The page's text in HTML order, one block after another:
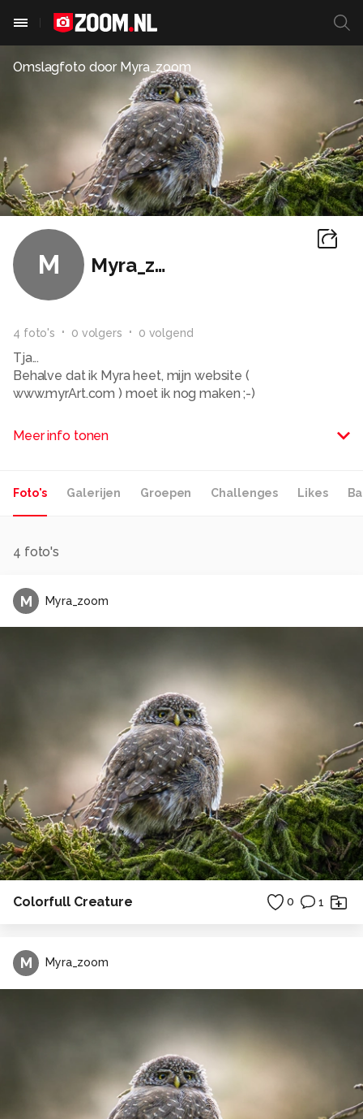
Omslagfoto door Myra_zoom
M Myra_zoom
4 foto's 0 volgers 0 volgend
Tja...
Behalve dat ik Myra heet, mijn website (
www.myrArt.com ) moet ik nog maken ;-)
Meer info tonen
Foto's Galerijen Groepen Challenges Likes
4 foto's
M Myra_zoom
Colorfull Creature 0 1
M Myra_zoom